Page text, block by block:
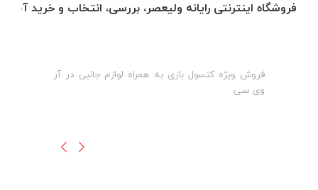
فروشگاه اینترنتی رایانه ولیعصر، بررسی، انتخاب و خرید
فروش ویژه کنسول بازی به همراه لوازم جانبی در آر
وی سی